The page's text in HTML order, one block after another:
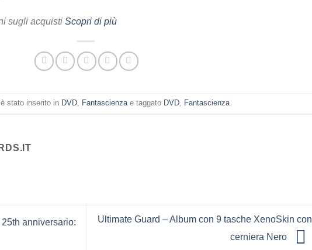
sugli acquisti Scopri di più
stato inserito in DVD, Fantascienzae taggato DVD, Fantascienza.
anniversario:
Ultimate Guard – Album con 9 tasche XenoSkin con
cerniera Nero